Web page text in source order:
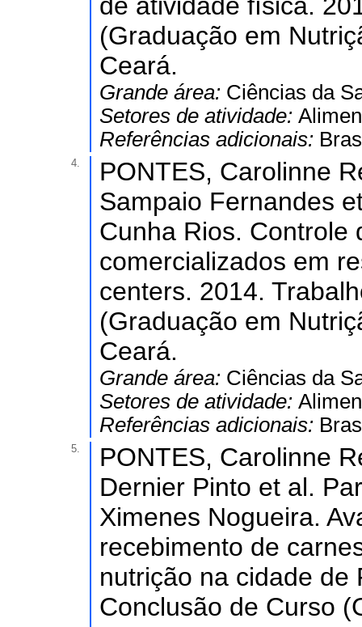
(Graduação em
Ceará.
Grande área: Ciências da
Setores de atividade:
Referências adicionais:
4.
PONTES, Carolinne
Sampaio Fernandes
Cunha Rios. Controle
comercializados em
centers. 2014.
(Graduação em
Ceará.
Grande área: Ciências da
Setores de atividade:
Referências adicionais:
5.
PONTES, Carolinne
Dernier Pinto et al.
Ximenes Nogueira.
recebimento de
nutrição na cidade de
Conclusão de Curso